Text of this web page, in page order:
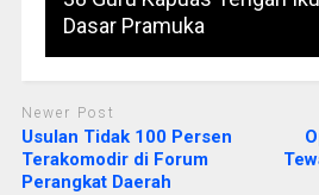
Dasar Pramuka
Newer Post
Usulan Tidak 100 Persen
Terakomodir di Forum
Perangkat Daerah